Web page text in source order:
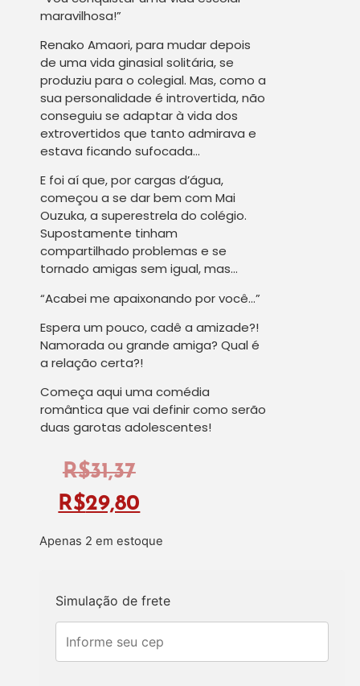
maravilhosa!”
Renako Amaori, para mudar depois
de uma vida ginasial solitária, se
produziu para o colegial. Mas, como a
sua personalidade é introvertida, não
conseguiu se adaptar à vida dos
extrovertidos que tanto admirava e
estava ficando sufocada…
E foi aí que, por cargas d’água,
começou a se dar bem com Mai
Ouzuka, a superestrela do colégio.
Supostamente tinham
compartilhado problemas e se
tornado amigas sem igual, mas…
“Acabei me apaixonando por você…”
Espera um pouco, cadê a amizade?!
Namorada ou grande amiga? Qual é
a relação certa?!
Começa aqui uma comédia
romântica que vai definir como serão
duas garotas adolescentes!
R$31,37
R$29,80
Apenas 2 em estoque
Simulação de frete